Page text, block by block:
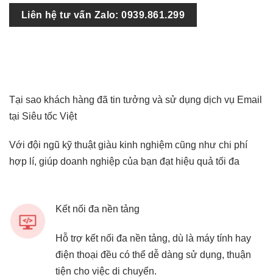
Liên hệ tư vấn Zalo: 0939.861.299
Tại sao khách hàng đã tin tưởng và sử dụng dịch vụ Email
tại Siêu tốc Việt
Với đội ngũ kỹ thuật giàu kinh nghiệm cũng như chi phí
hợp lí, giúp doanh nghiệp của bạn đạt hiệu quả tối đa
Kết nối đa nền tảng
Hỗ trợ kết nối đa nền tảng, dù là máy tính hay
điện thoại đều có thể dễ dàng sử dụng, thuận
tiện cho việc di chuyển.